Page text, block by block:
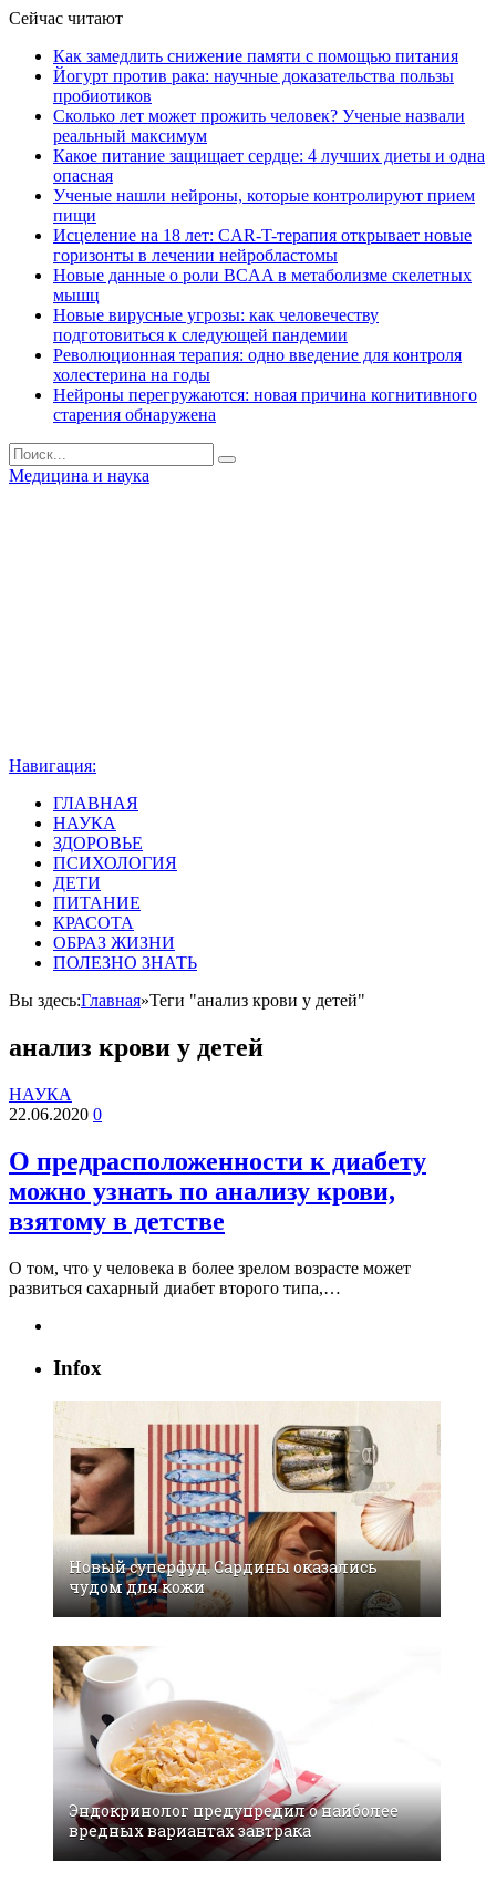
Сейчас читают
Как замедлить снижение памяти с помощью питания
Йогурт против рака: научные доказательства пользы
пробиотиков
Сколько лет может прожить человек? Ученые назвали
реальный максимум
Какое питание защищает сердце: 4 лучших диеты и одна
опасная
Ученые нашли нейроны, которые контролируют прием
пищи
Исцеление на 18 лет: CAR-T-терапия открывает новые
горизонты в лечении нейробластомы
Новые данные о роли BCAA в метаболизме скелетных
мышц
Новые вирусные угрозы: как человечеству
подготовиться к следующей пандемии
Революционная терапия: одно введение для контроля
холестерина на годы
Нейроны перегружаются: новая причина когнитивного
старения обнаружена
Медицина и наука
Навигация:
ГЛАВНАЯ
НАУКА
ЗДОРОВЬЕ
ПСИХОЛОГИЯ
ДЕТИ
ПИТАНИЕ
КРАСОТА
ОБРАЗ ЖИЗНИ
ПОЛЕЗНО ЗНАТЬ
Вы здесь:Главная»Теги "анализ крови у детей"
анализ крови у детей
НАУКА
22.06.2020 0
О предрасположенности к диабету
можно узнать по анализу крови,
взятому в детстве
О том, что у человека в более зрелом возрасте может
развиться сахарный диабет второго типа,…
Infox
Новый суперфуд. Сардины оказались
чудом для кожи
Эндокринолог предупредил о наиболее
вредных вариантах завтрака